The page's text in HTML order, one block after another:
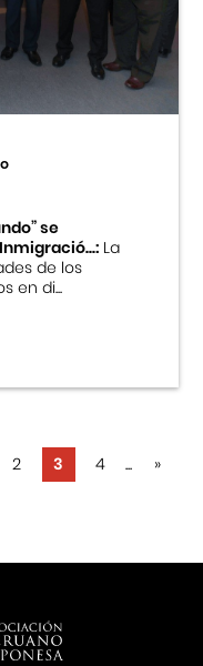
se
La
de los
en di...
2 3 4 ... »